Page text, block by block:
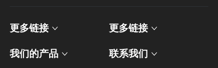
更多链接
更多链接
我们的产品
联系我们